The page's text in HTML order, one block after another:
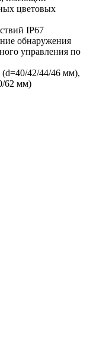
цветовых
IP67
обнаружения
управления по
42/44/46 мм),
62 мм)